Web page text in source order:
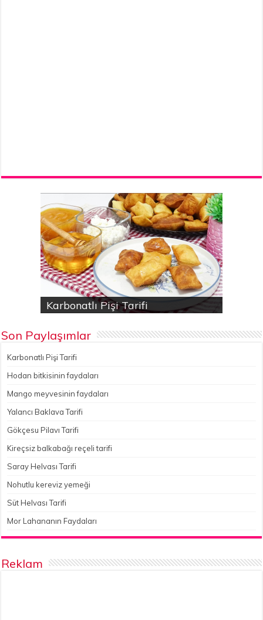
Karbonatlı Pişi Tarifi
Hodan bitkisinin faydaları
Yalancı Baklava Tarifi
Gökçesu Pilavı Tarifi
Nohutlu kereviz yemeği
Son Paylaşımlar
Karbonatlı Pişi Tarifi
Hodan bitkisinin faydaları
Mango meyvesinin faydaları
Yalancı Baklava Tarifi
Gökçesu Pilavı Tarifi
Kireçsiz balkabağı reçeli tarifi
Saray Helvası Tarifi
Nohutlu kereviz yemeği
Süt Helvası Tarifi
Mor Lahananın Faydaları
Reklam